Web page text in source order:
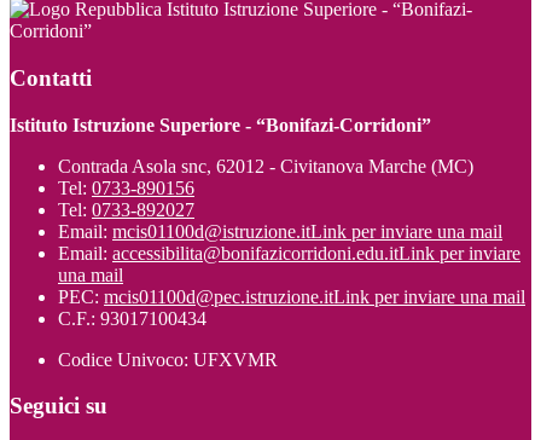
Istituto Istruzione Superiore - “Bonifazi-
Corridoni”
Contatti
Istituto Istruzione Superiore - “Bonifazi-Corridoni”
Contrada Asola snc, 62012 - Civitanova Marche (MC)
Tel: 0733-890156
Tel: 0733-892027
Email: mcis01100d@istruzione.itLink per inviare una mail
Email: accessibilita@bonifazicorridoni.edu.itLink per inviare
una mail
PEC: mcis01100d@pec.istruzione.itLink per inviare una mail
C.F.: 93017100434
Codice Univoco: UFXVMR
Seguici su